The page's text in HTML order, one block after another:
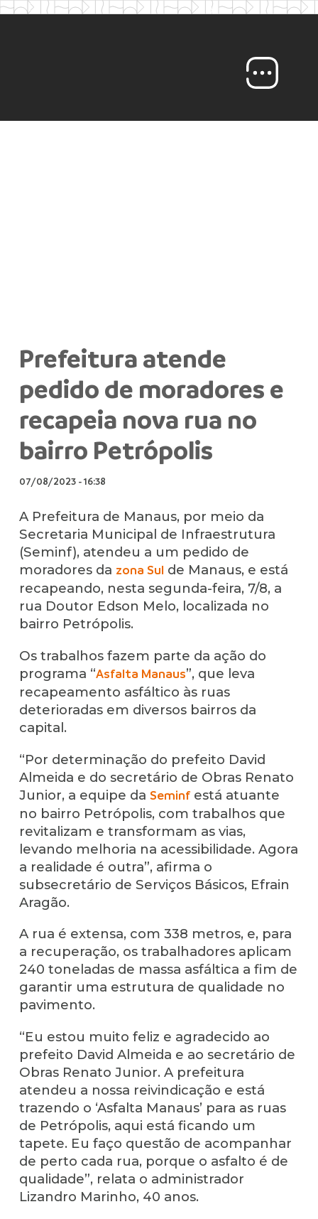
Prefeitura atende
pedido de moradores e
recapeia nova rua no
bairro Petrópolis
07/08/2023-16:38
A Prefeitura de Manaus, por meio da
Secretaria Municipal de Infraestrutura
(Seminf), atendeu a um pedido de
moradores da zona Sul de Manaus, e está
recapeando, nesta segunda-feira, 7/8, a
rua Doutor Edson Melo, localizada no
bairro Petrópolis.
Os trabalhos fazem parte da ação do
programa “Asfalta Manaus”, que leva
recapeamento asfáltico às ruas
deterioradas em diversos bairros da
capital.
“Por determinação do prefeito David
Almeida e do secretário de Obras Renato
Junior, a equipe da Seminfestá atuante
no bairro Petrópolis, com trabalhos que
revitalizam e transformam as vias,
levando melhoria na acessibilidade. Agora
a realidade é outra”, afirma o
subsecretário de Serviços Básicos, Efrain
Aragão.
A rua é extensa, com 338 metros, e, para
a recuperação, os trabalhadores aplicam
240 toneladas de massa asfáltica a fim de
garantir uma estrutura de qualidade no
pavimento.
“Eu estou muito feliz e agradecido ao
prefeito David Almeida e ao secretário de
Obras Renato Junior. A prefeitura
atendeu a nossa reivindicação e está
trazendo o ‘Asfalta Manaus’ para as ruas
de Petrópolis, aqui está ficando um
tapete. Eu faço questão de acompanhar
de perto cada rua, porque o asfalto é de
qualidade”, relata o administrador
Lizandro Marinho, 40 anos.